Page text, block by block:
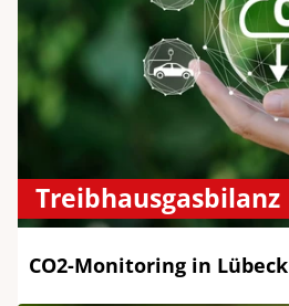
Treibhausgasbilanz
CO2-Monitoring in Lübeck